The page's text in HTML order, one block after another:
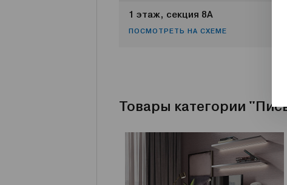
1 этаж, секция 8А
ПОСМОТРЕТЬ НА СХЕМЕ
Товары категории